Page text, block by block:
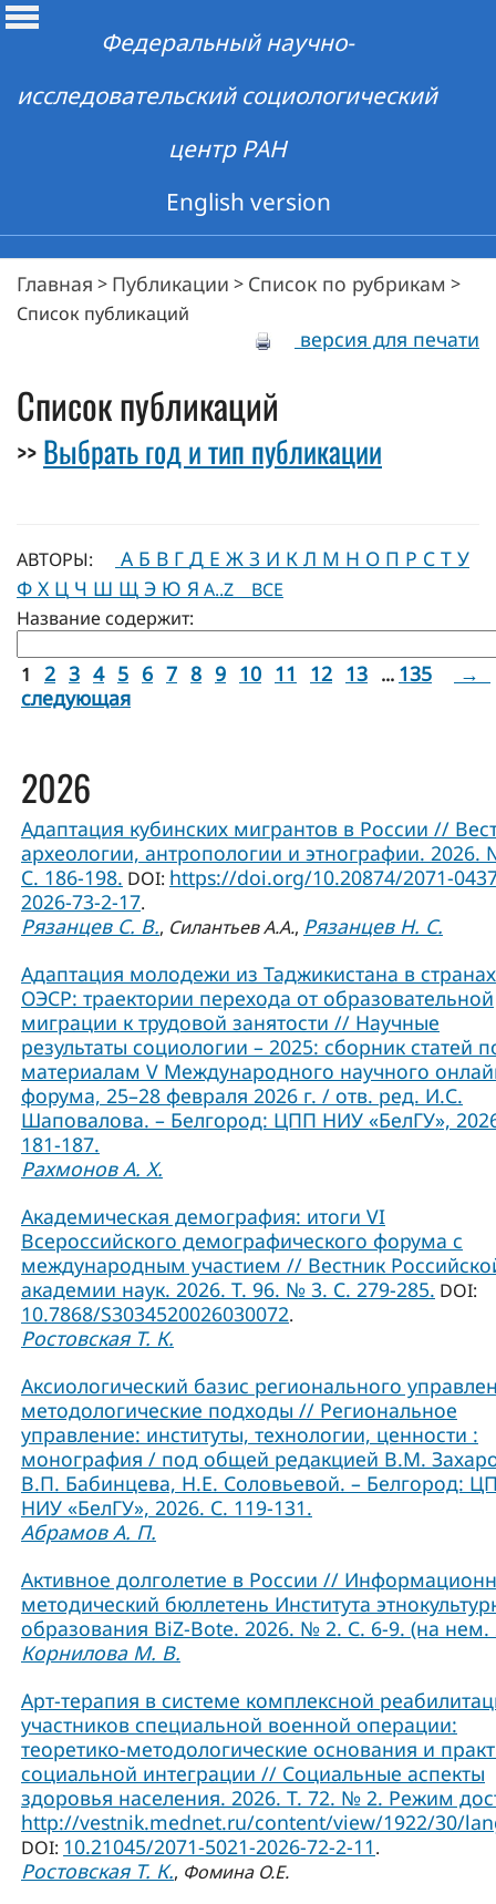
Федеральный научно-
исследовательский социологический
центр РАН
English version
Главная > Публикации > Список по рубрикам >
Список публикаций
версия для печати
Список публикаций
>>Выбрать год и тип публикации
АВТОРЫ: А Б В Г Д Е Ж З И К Л М Н О П Р С Т У
Ф Х Ц Ч Ш Щ Э Ю Я A..Z ВСЕ
Название содержит:
1 2 3 4 5 6 7 8 9 10 11 12 13 ... 135
→
следующая
2026
Адаптация кубинских мигрантов в России //
археологии, антропологии и этнографии. 2026.
С. 186-198. DOI: https://doi.org/10.20874/2071-
2026-73-2-17.
Рязанцев С. В., Силантьев А.А., Рязанцев Н. С.
Адаптация молодежи из Таджикистана в странах
ОЭСР: траектории перехода от образовательной
миграции к трудовой занятости // Научные
результаты социологии – 2025: сборник статей
материалам V Международного научного
форума, 25–28 февраля 2026 г. / отв. ред. И.С.
Шаповалова. – Белгород: ЦПП НИУ «БелГУ»,
181-187.
Рахмонов А. Х.
Академическая демография: итоги VI
Всероссийского демографического форума с
международным участием // Вестник
академии наук. 2026. Т. 96. № 3. С. 279-285. DOI:
10.7868/S3034520026030072.
Ростовская Т. К.
Аксиологический базис регионального
методологические подходы // Региональное
управление: институты, технологии, ценности :
монография / под общей редакцией В.М.
В.П. Бабинцева, Н.Е. Соловьевой. – Белгород:
НИУ «БелГУ», 2026. С. 119-131.
Абрамов А. П.
Активное долголетие в России //
методический бюллетень Института
образования BiZ-Bote. 2026. № 2. С. 6-9. (на нем.
Корнилова М. В.
Арт-терапия в системе комплексной
участников специальной военной операции:
теоретико-методологические основания и
социальной интеграции // Социальные аспекты
здоровья населения. 2026. Т. 72. № 2. Режим
http://vestnik.mednet.ru/content/view/1922/30/
DOI: 10.21045/2071-5021-2026-72-2-11.
Ростовская Т. К., Фомина О.Е.